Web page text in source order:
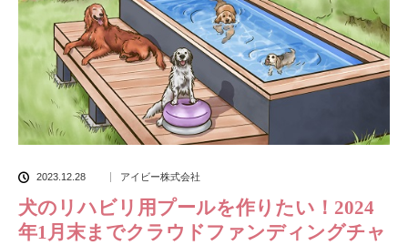
2023.12.28 アイビー株式会社
犬のリハビリ用プールを作りたい！2024
年1月末までクラウドファンディングチャ